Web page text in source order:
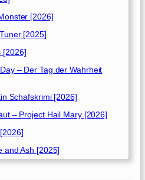
[2026]
[2025]
[2026]
– Der Tag der Wahrheit
Schafskrimi [2026]
– Project Hail Mary [2026]
and Ash [2025]